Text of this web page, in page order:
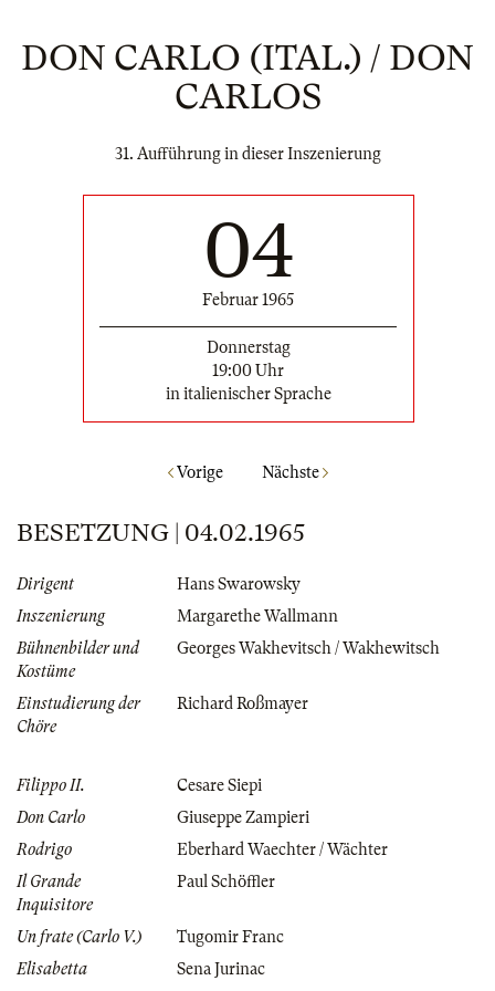
DON CARLO (ITAL.) / DON
CARLOS
31. Aufführung in dieser Inszenierung
04
Februar 1965
Donnerstag
19:00 Uhr
in italienischer Sprache
Vorige Nächste
BESETZUNG | 04.02.1965
Dirigent
Hans Swarowsky
Inszenierung
Margarethe Wallmann
Bühnenbilder und
Kostüme
Georges Wakhevitsch / Wakhewitsch
Einstudierung der
Chöre
Richard Roßmayer
Filippo II.
Cesare Siepi
Don Carlo
Giuseppe Zampieri
Rodrigo
Eberhard Waechter / Wächter
Il Grande
Inquisitore
Paul Schöffler
Un frate (Carlo V.)
Tugomir Franc
Elisabetta
Sena Jurinac